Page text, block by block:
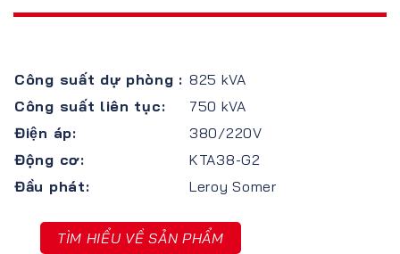
Công suất dự phòng : 825 kVA
Công suất liên tục:
750 kVA
Điện áp:
380/220V
Động cơ:
KTA38-G2
Đầu phát:
Leroy Somer
TÌM HIỂU VỀ SẢN PHẨM